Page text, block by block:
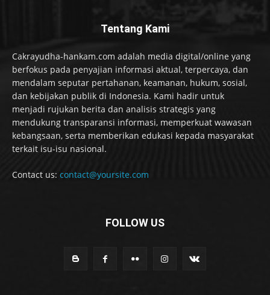
Tentang Kami
Cakrayudha-hankam.com adalah media digital/online yang
berfokus pada penyajian informasi aktual, terpercaya, dan
mendalam seputar pertahanan, keamanan, hukum, sosial,
dan kebijakan publik di Indonesia. Kami hadir untuk
menjadi rujukan berita dan analisis strategis yang
mendukung transparansi informasi, memperkuat wawasan
kebangsaan, serta memberikan edukasi kepada masyarakat
terkait isu-isu nasional.
Contact us: contact@yoursite.com
FOLLOW US